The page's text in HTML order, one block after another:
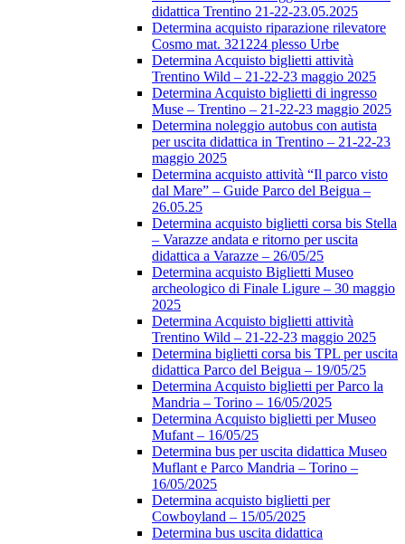
didattica Trentino 21-22-23.05.2025
Determina acquisto riparazione rilevatore
Cosmo mat. 321224 plesso Urbe
Determina Acquisto biglietti attività
Trentino Wild – 21-22-23 maggio 2025
Determina Acquisto biglietti di ingresso
Muse – Trentino – 21-22-23 maggio 2025
Determina noleggio autobus con autista
per uscita didattica in Trentino – 21-22-23
maggio 2025
Determina acquisto attività “Il parco visto
dal Mare” – Guide Parco del Beigua –
26.05.25
Determina acquisto biglietti corsa bis Stella
– Varazze andata e ritorno per uscita
didattica a Varazze – 26/05/25
Determina acquisto Biglietti Museo
archeologico di Finale Ligure – 30 maggio
2025
Determina Acquisto biglietti attività
Trentino Wild – 21-22-23 maggio 2025
Determina biglietti corsa bis TPL per uscita
didattica Parco del Beigua – 19/05/25
Determina Acquisto biglietti per Parco la
Mandria – Torino – 16/05/2025
Determina Acquisto biglietti per Museo
Mufant – 16/05/25
Determina bus per uscita didattica Museo
Muflant e Parco Mandria – Torino –
16/05/2025
Determina acquisto biglietti per
Cowboyland – 15/05/2025
Determina bus uscita didattica